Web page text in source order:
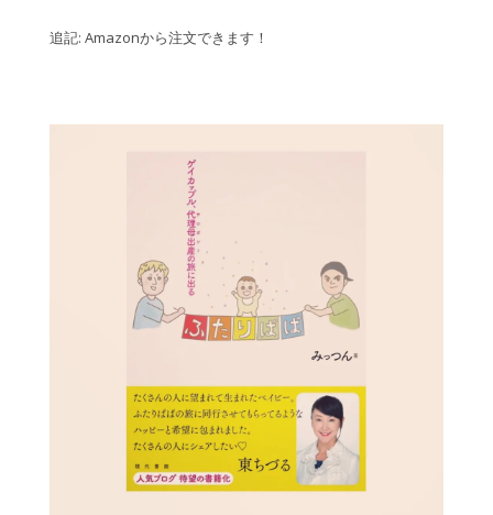
追記: Amazonから注文できます！